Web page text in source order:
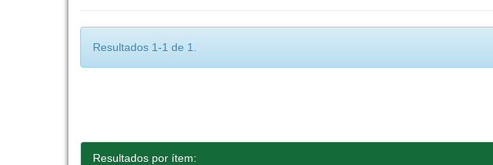
Resultados 1-1 de 1.
Resultados por ítem: